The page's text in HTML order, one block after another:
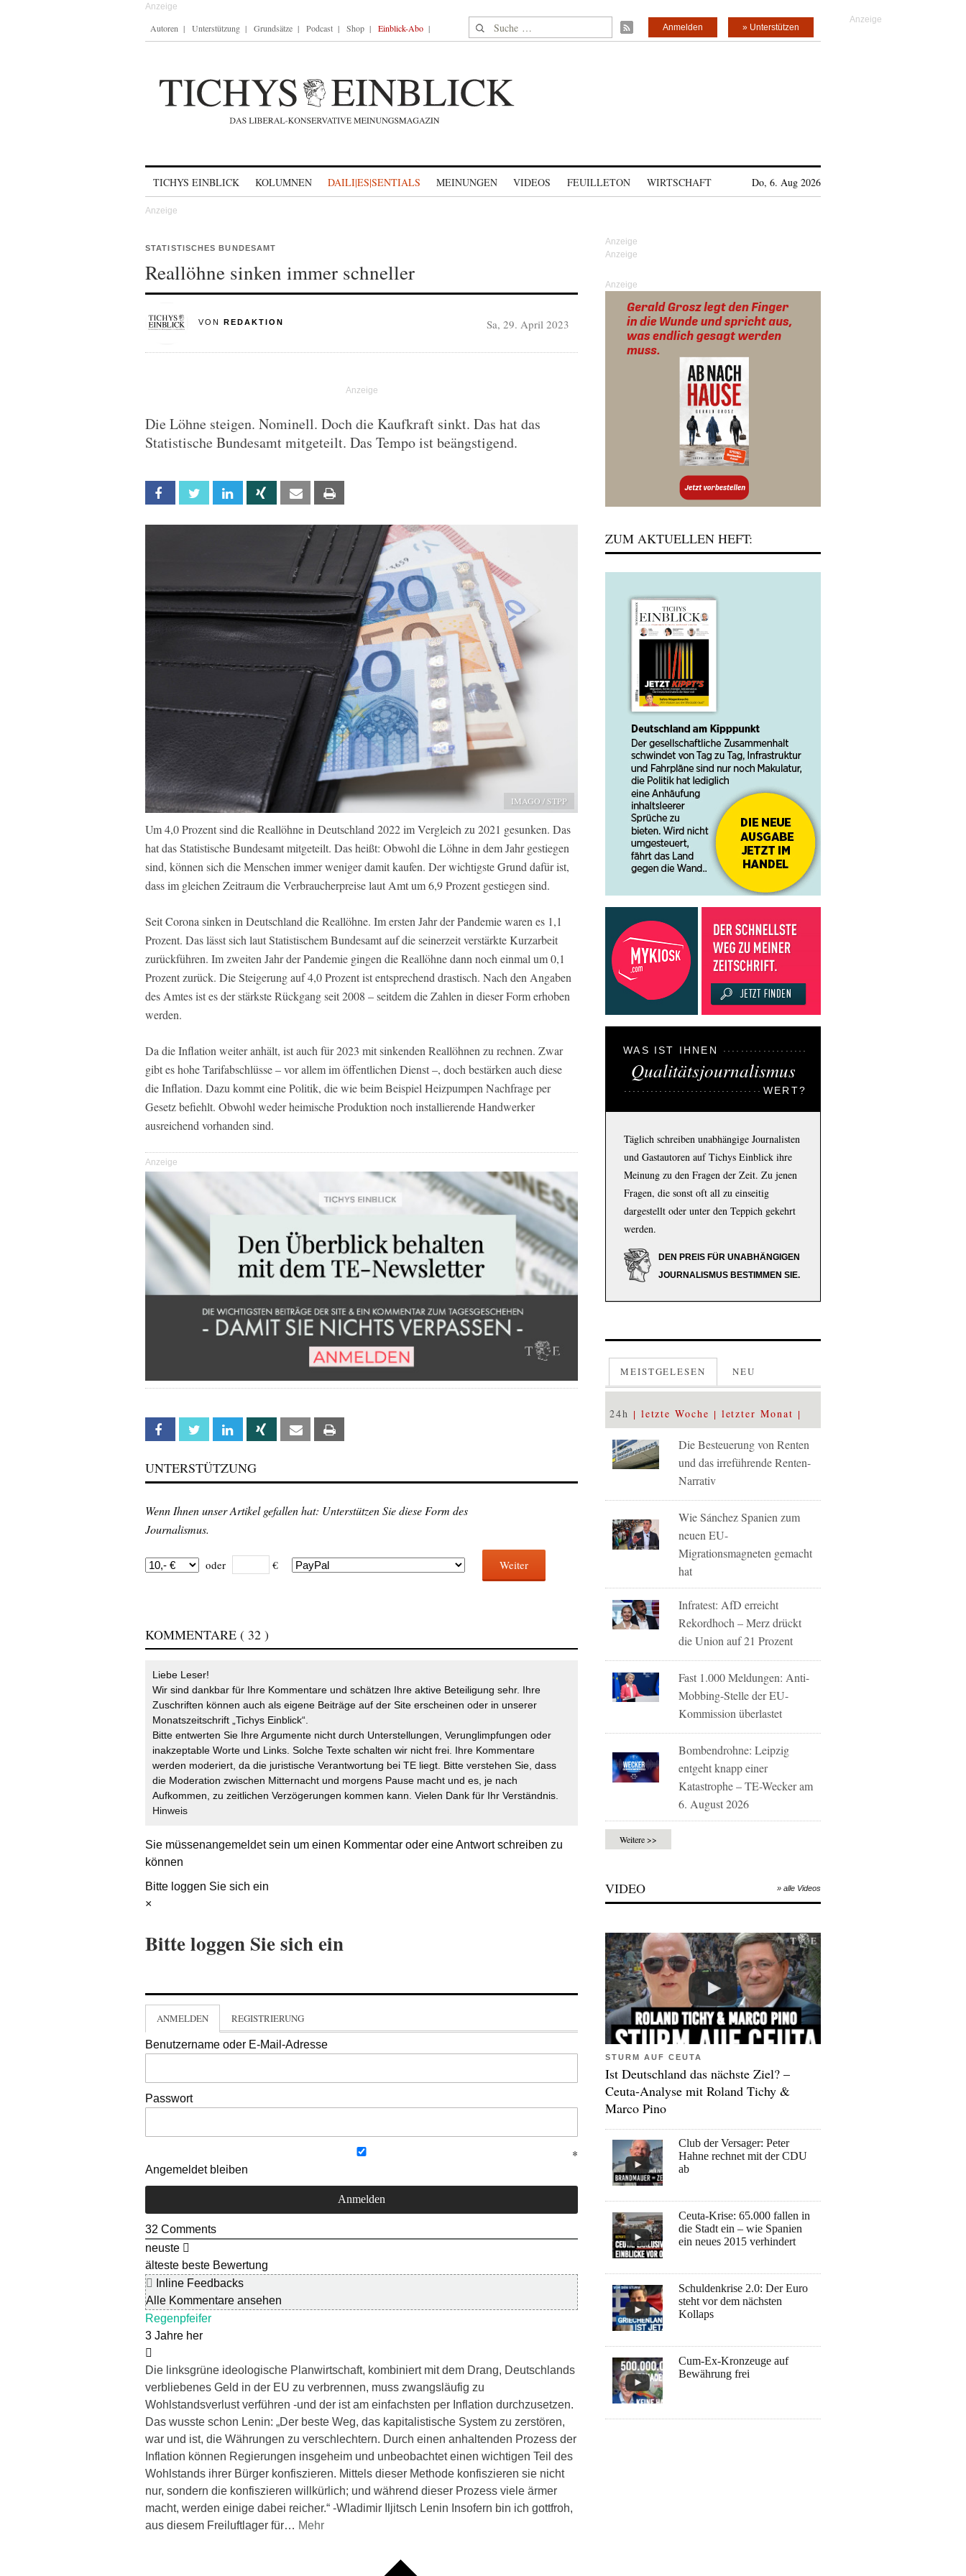
Autoren Unterstützung Grundsätze Podcast Shop Einblick-Abo Suche nach: » Unterstützen
Anmelden
TICHYS EINBLICK KOLUMNEN DAILI|ES|SENTIALS MEINUNGEN VIDEOS FEUILLETON WIRTSCHAFT Do, 6. Aug 2026
STATISTISCHES BUNDESAMT
Reallöhne sinken immer schneller
VON REDAKTION Sa, 29. April 2023
Die Löhne steigen. Nominell. Doch die Kaufkraft sinkt. Das hat das
Statistische Bundesamt mitgeteilt. Das Tempo ist beängstigend.
Facebook Twitter Linkedin Xing Email
IMAGO / STPP
Um 4,0 Prozent sind die Reallöhne in Deutschland 2022 im Vergleich zu 2021 gesunken. Das
hat das Statistische Bundesamt mitgeteilt. Das heißt: Obwohl die Löhne in dem Jahr gestiegen
sind, können sich die Menschen immer weniger damit kaufen. Der wichtigste Grund dafür ist,
dass im gleichen Zeitraum die Verbraucherpreise laut Amt um 6,9 Prozent gestiegen sind.
Seit Corona sinken in Deutschland die Reallöhne. Im ersten Jahr der Pandemie waren es 1,1
Prozent. Das lässt sich laut Statistischem Bundesamt auf die seinerzeit verstärkte Kurzarbeit
zurückführen. Im zweiten Jahr der Pandemie gingen die Reallöhne dann noch einmal um 0,1
Prozent zurück. Die Steigerung auf 4,0 Prozent ist entsprechend drastisch. Nach den Angaben
des Amtes ist es der stärkste Rückgang seit 2008 – seitdem die Zahlen in dieser Form erhoben
werden.
Da die Inflation weiter anhält, ist auch für 2023 mit sinkenden Reallöhnen zu rechnen. Zwar
gibt es hohe Tarifabschlüsse – vor allem im öffentlichen Dienst –, doch bestärken auch diese
die Inflation. Dazu kommt eine Politik, die wie beim Beispiel Heizpumpen Nachfrage per
Gesetz befiehlt. Obwohl weder heimische Produktion noch installierende Handwerker
ausreichend vorhanden sind.
Anzeige
Facebook Twitter Linkedin Xing Email
UNTERSTÜTZUNG
Wenn Ihnen unser Artikel gefallen hat: Unterstützen Sie diese Form des
Journalismus.
oder € Weiter
KOMMENTARE ( 32 )
Liebe Leser!
Wir sind dankbar für Ihre Kommentare und schätzen Ihre aktive Beteiligung sehr. Ihre
Zuschriften können auch als eigene Beiträge auf der Site erscheinen oder in unserer
Monatszeitschrift „Tichys Einblick“.
Bitte entwerten Sie Ihre Argumente nicht durch Unterstellungen, Verunglimpfungen oder
inakzeptable Worte und Links. Solche Texte schalten wir nicht frei. Ihre Kommentare
werden moderiert, da die juristische Verantwortung bei TE liegt. Bitte verstehen Sie, dass
die Moderation zwischen Mitternacht und morgens Pause macht und es, je nach
Aufkommen, zu zeitlichen Verzögerungen kommen kann. Vielen Dank für Ihr Verständnis.
Hinweis
Sie müssenangemeldetsein um einen Kommentar oder eine Antwort schreiben zu
können
Bitte loggen Sie sich ein
×
Bitte loggen Sie sich ein
ANMELDEN REGISTRIERUNG
Benutzername oder E-Mail-Adresse
Passwort
Angemeldet bleiben
32 Comments
neuste
älteste beste Bewertung
Inline Feedbacks
Alle Kommentare ansehen
Regenpfeifer
3 Jahre her
Die linksgrüne ideologische Planwirtschaft, kombiniert mit dem Drang, Deutschlands
verbliebenes Geld in der EU zu verbrennen, muss zwangsläufig zu
Wohlstandsverlust verführen -und der ist am einfachsten per Inflation durchzusetzen.
Das wusste schon Lenin: „Der beste Weg, das kapitalistische System zu zerstören,
war und ist, die Währungen zu verschlechtern. Durch einen anhaltenden Prozess der
Inflation können Regierungen insgeheim und unbeobachtet einen wichtigen Teil des
Wohlstands ihrer Bürger konfiszieren. Mittels dieser Methode konfiszieren sie nicht
nur, sondern die konfiszieren willkürlich; und während dieser Prozess viele ärmer
macht, werden einige dabei reicher.“ -Wladimir Iljitsch Lenin Insofern bin ich gottfroh,
aus diesem Freiluftlager für… Mehr
Anzeige
ZUM AKTUELLEN HEFT:
WAS IST IHNEN
Qualitätsjournalismus
WERT?
Täglich schreiben unabhängige Journalisten
und Gastautoren auf Tichys Einblick ihre
Meinung zu den Fragen der Zeit. Zu jenen
Fragen, die sonst oft all zu einseitig
dargestellt oder unter den Teppich gekehrt
werden.
DEN PREIS FÜR UNABHÄNGIGEN
JOURNALISMUS BESTIMMEN SIE.
MEISTGELESEN NEU
24h letzte Woche letzter Monat
Die Besteuerung von Renten
und das irreführende Renten-
Narrativ
Wie Sánchez Spanien zum
neuen EU-
Migrationsmagneten gemacht
hat
Infratest: AfD erreicht
Rekordhoch – Merz drückt
die Union auf 21 Prozent
Fast 1.000 Meldungen: Anti-
Mobbing-Stelle der EU-
Kommission überlastet
Bombendrohne: Leipzig
entgeht knapp einer
Katastrophe – TE-Wecker am
6. August 2026
Weitere >>
VIDEO » alle Videos
STURM AUF CEUTA
Ist Deutschland das nächste Ziel? –
Ceuta-Analyse mit Roland Tichy &
Marco Pino
Club der Versager: Peter
Hahne rechnet mit der CDU
ab
Ceuta-Krise: 65.000 fallen in
die Stadt ein – wie Spanien
ein neues 2015 verhindert
Schuldenkrise 2.0: Der Euro
steht vor dem nächsten
Kollaps
Cum-Ex-Kronzeuge auf
Bewährung frei